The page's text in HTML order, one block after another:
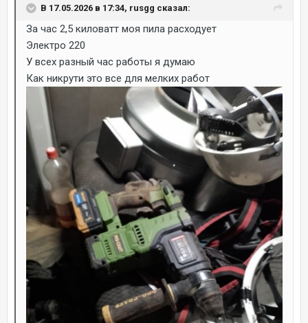
В 17.05.2026 в 17:34, rusgg сказал:
За час 2,5 киловатт моя пила расходует
Электро 220
У всех разный час работы я думаю
Как никрути это все для мелких работ